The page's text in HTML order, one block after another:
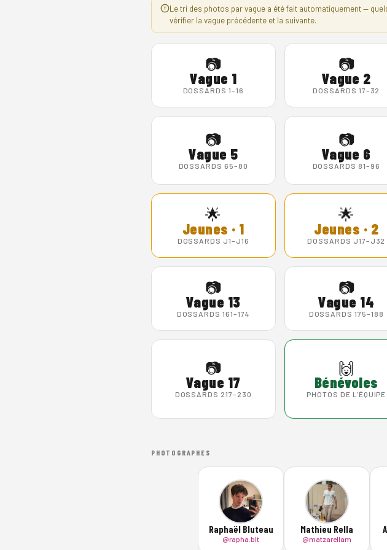
Le tri des photos par vague a été fait automatiquement —
vérifier la vague précédente et la suivante.
📷
Vague 1
DOSSARDS 1–16
📷
Vague 2
DOSSARDS 17–32
📷
Vague 5
DOSSARDS 65–80
📷
Vague 6
DOSSARDS 81–96
🌟
Jeunes · 1
DOSSARDS J1–J16
🌟
Jeunes · 2
DOSSARDS J17–J32
📷
Vague 13
DOSSARDS 161–174
📷
Vague 14
DOSSARDS 175–188
📷
Vague 17
DOSSARDS 217–230
🙌
Bénévoles
PHOTOS DE L'ÉQUIPE
PHOTOGRAPHES
Raphaël Bluteau
@rapha.blt
Mathieu Rella
@matzarellam